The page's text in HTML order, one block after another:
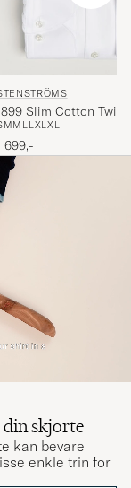
Slim Cotton Twill
MM L L XLXL
699,-
din skjorte
kan bevare
enkle trin for